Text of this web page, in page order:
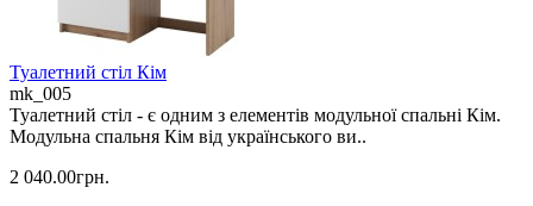
Туалетний стіл Кім
mk_005
Туалетний стіл - є одним з елементів модульної спальні Кім.
Модульна спальня Кім від українського ви..
2 040.00грн.